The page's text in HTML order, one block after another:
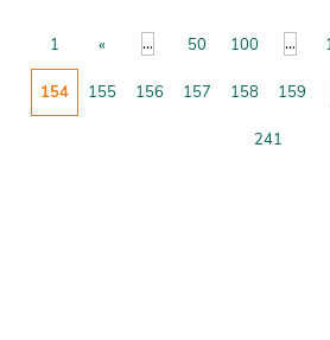
1 « ... 50 100 ...
154 155 156 157 158 159
241